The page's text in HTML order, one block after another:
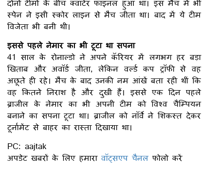
स्पेन ने इसी स्कोर लाइन से मैच जीता था। बाद में ये टीम
विजेता भी बनी थी।
इससे पहले नेमार का भी टूटा था सपना
41 साल के रोनाल्डो ने अपने कॅरियर में लगभग हर बड़ा
खिताब और अवॉर्ड जीता, लेकिन वर्ल्ड कप ट्रॉफी से वह
अछूते ही रहे। मैच के बाद उनकी नम आंखें बता रही थीं कि
वह कितने निराश है और दुखी हैं। इससे एक दिन पहले
ब्राजील के नेमार का भी अपनी टीम को विश्व चैम्पियन
बनाने का सपना टूटा था। ब्राजील को नॉर्वे ने शिकस्त देकर
टूर्नामेंट से बाहर का रास्ता दिखाया था।
PC: aajtak
अपडेट खबरों के लिए हमारा वॉट्सएप चैनल फोलो करें